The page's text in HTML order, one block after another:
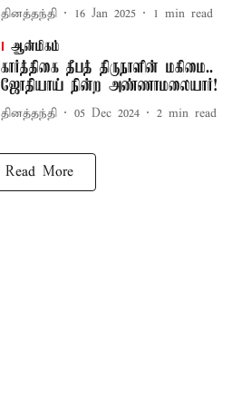
தினத்தந்தி 16 Jan 2025 1 min read
ஆன்மிகம்
கார்த்திகை தீபத் திருநாளின் மகிமை..
ஜோதியாய் நின்ற அண்ணாமலையார்!
தினத்தந்தி 05 Dec 2024 2 min read
Read More